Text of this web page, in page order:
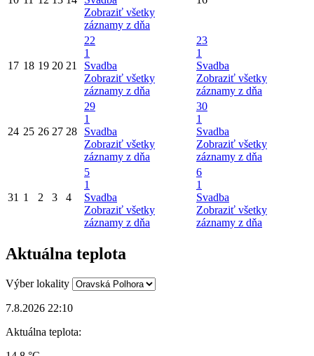
Zobraziť všetky
záznamy z dňa
17 18 19 20 21
22
1
Svadba
Zobraziť všetky
záznamy z dňa
23
1
Svadba
Zobraziť všetky
záznamy z dňa
24 25 26 27 28
29
1
Svadba
Zobraziť všetky
záznamy z dňa
30
1
Svadba
Zobraziť všetky
záznamy z dňa
31 1 2 3 4
5
1
Svadba
Zobraziť všetky
záznamy z dňa
6
1
Svadba
Zobraziť všetky
záznamy z dňa
Aktuálna teplota
Výber lokality
7.8.2026 22:10
Aktuálna teplota: